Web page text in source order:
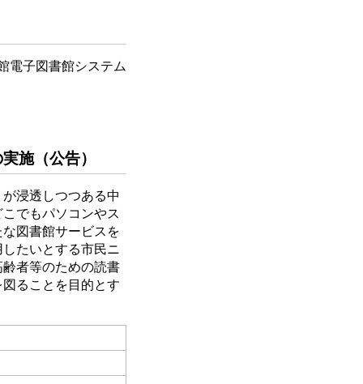
電子図書館システム
施（公告）
浸透しつつある中
でもパソコンやス
図書館サービスを
たいとする市民ニ
者等のための読書
ることを目的とす